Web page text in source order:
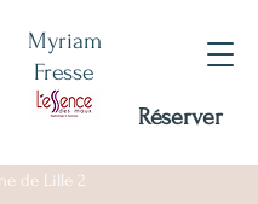
Myriam
Fresse
de Lille 2
Réserver